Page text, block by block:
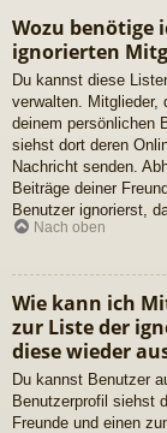
Wozu benötige
ignorierten
Du kannst diese
verwalten. Mitglieder,
deinem persönlichen
siehst dort deren
Nachricht senden.
Beiträge deiner
Benutzer ignorierst,
Nach oben
Wie kann ich
zur Liste der
diese wieder
Du kannst Benutzer
Benutzerprofil siehst
Freunde und einen